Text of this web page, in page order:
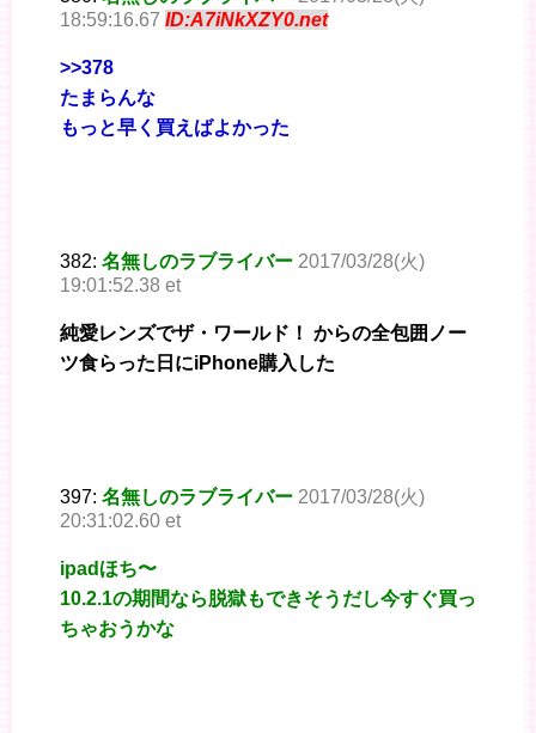
18:59:16.67 ID:A7iNkXZY0.net
>>378
たまらんな
もっと早く買えばよかった
382: 名無しのラブライバー 2017/03/28(火)
19:01:52.38 et
純愛レンズでザ・ワールド！ からの全包囲ノー
ツ食らった日にiPhone購入した
397: 名無しのラブライバー 2017/03/28(火)
20:31:02.60 et
ipadほち〜
10.2.1の期間なら脱獄もできそうだし今すぐ買っ
ちゃおうかな